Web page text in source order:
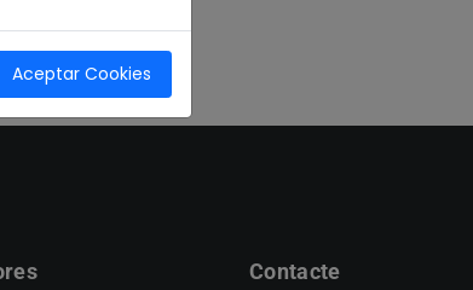
Contacte
Aceptar Cookies